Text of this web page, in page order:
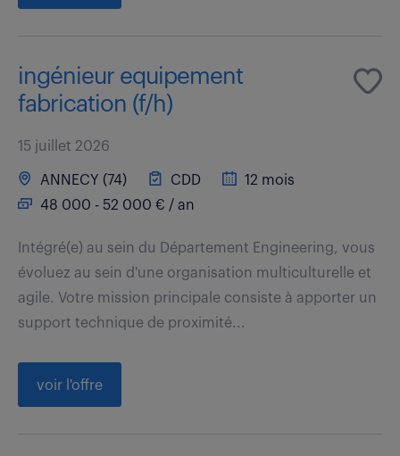
ingénieur equipement
fabrication (f/h)
15 juillet 2026
ANNECY (74) CDD
12 mois
48 000 - 52 000 € / an
Intégré(e) au sein du Département Engineering, vous
évoluez au sein d'une organisation multiculturelle et
agile. Votre mission principale consiste à apporter un
support technique de proximité...
voir l'offre